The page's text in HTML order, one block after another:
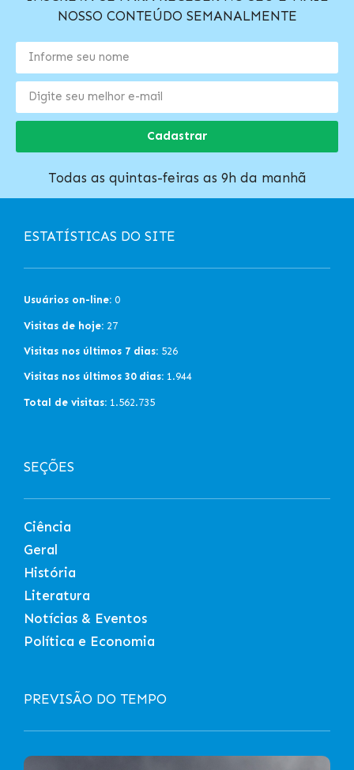
NOSSO CONTEÚDO SEMANALMENTE
Cadastrar
Todas as quintas-feiras as 9h da manhã
ESTATÍSTICAS DO SITE
Usuários on-line: 0
Visitas de hoje: 27
Visitas nos últimos 7 dias: 526
Visitas nos últimos 30 dias: 1.944
Total de visitas: 1.562.735
SEÇÕES
Ciência
Geral
História
Literatura
Notícias & Eventos
Política e Economia
PREVISÃO DO TEMPO